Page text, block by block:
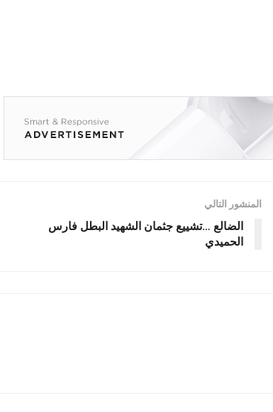
المنشور التالي
الضالع …تشييع جثمان الشهيد البطل فارس
الحميدي